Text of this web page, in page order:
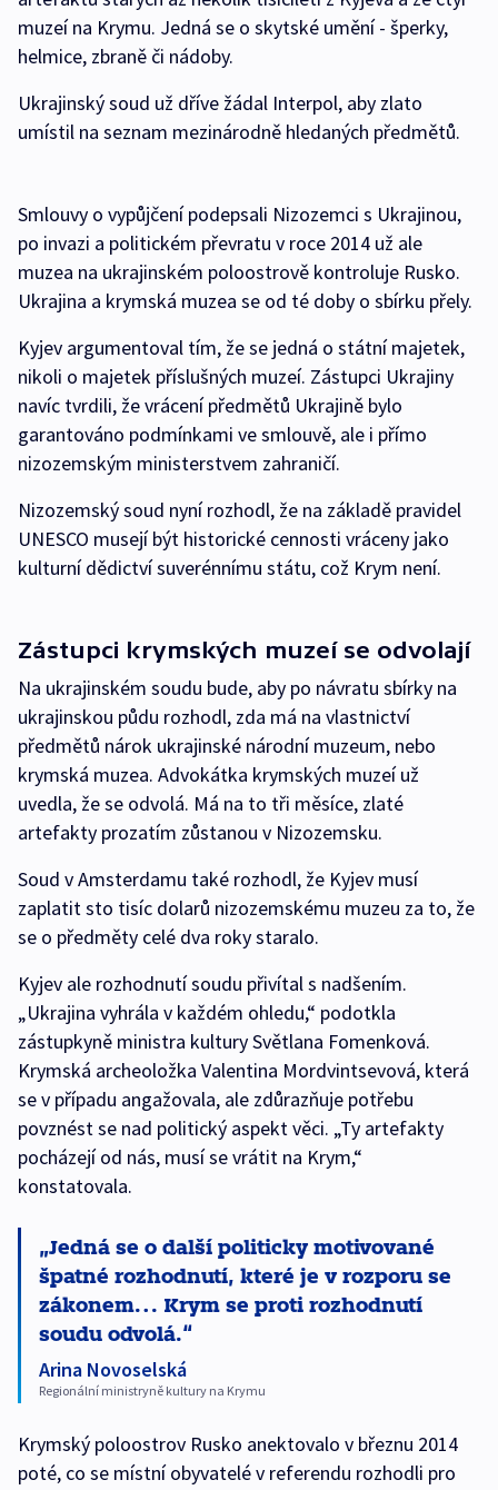
muzeí na Krymu. Jedná se o skytské umění - šperky,
helmice, zbraně či nádoby.
Ukrajinský soud už dříve žádal Interpol, aby zlato
umístil na seznam mezinárodně hledaných předmětů.
Smlouvy o vypůjčení podepsali Nizozemci s Ukrajinou,
po invazi a politickém převratu v roce 2014 už ale
muzea na ukrajinském poloostrově kontroluje Rusko.
Ukrajina a krymská muzea se od té doby o sbírku přely.
Kyjev argumentoval tím, že se jedná o státní majetek,
nikoli o majetek příslušných muzeí. Zástupci Ukrajiny
navíc tvrdili, že vrácení předmětů Ukrajině bylo
garantováno podmínkami ve smlouvě, ale i přímo
nizozemským ministerstvem zahraničí.
Nizozemský soud nyní rozhodl, že na základě pravidel
UNESCO musejí být historické cennosti vráceny jako
kulturní dědictví suverénnímu státu, což Krym není.
Zástupci krymských muzeí se odvolají
Na ukrajinském soudu bude, aby po návratu sbírky na
ukrajinskou půdu rozhodl, zda má na vlastnictví
předmětů nárok ukrajinské národní muzeum, nebo
krymská muzea. Advokátka krymských muzeí už
uvedla, že se odvolá. Má na to tři měsíce, zlaté
artefakty prozatím zůstanou v Nizozemsku.
Soud v Amsterdamu také rozhodl, že Kyjev musí
zaplatit sto tisíc dolarů nizozemskému muzeu za to, že
se o předměty celé dva roky staralo.
Kyjev ale rozhodnutí soudu přivítal s nadšením.
„Ukrajina vyhrála v každém ohledu,“ podotkla
zástupkyně ministra kultury Světlana Fomenková.
Krymská archeoložka Valentina Mordvintsevová, která
se v případu angažovala, ale zdůrazňuje potřebu
povznést se nad politický aspekt věci. „Ty artefakty
pocházejí od nás, musí se vrátit na Krym,“
konstatovala.
Jedná se o další politicky motivované
špatné rozhodnutí, které je v rozporu se
zákonem… Krym se proti rozhodnutí
soudu odvolá.
Arina Novoselská
Regionální ministryně kultury na Krymu
Krymský poloostrov Rusko anektovalo v březnu 2014
poté, co se místní obyvatelé v referendu rozhodli pro